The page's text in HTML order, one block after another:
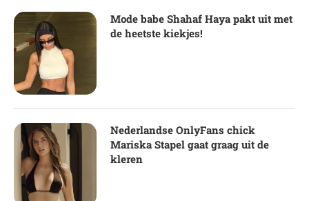
Mode babe Shahaf Haya pakt uit met
de heetste kiekjes!
Nederlandse OnlyFans chick
Mariska Stapel gaat graag uit de
kleren